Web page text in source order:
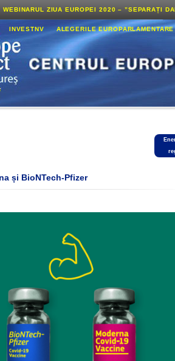
WEBINARUL ZIUA EUROPEI 2020 – ”SEPARAȚI
INVESTNV ALEGERILE
și BioNTech-Pfizer